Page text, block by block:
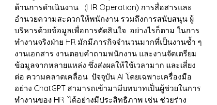
ด้านการดำเนินงาน (HR Operation) การสื่อสารและ
อำนวยความสะดวกให้พนักงาน รวมถึงการสนับสนุน ผู้
บริหารด้วยข้อมูลเพื่อการตัดสินใจ อย่างไรก็ตาม ในการ
ทำงานจริงฝ่าย HR มักมีภารกิจจำนวนมากที่เป็นงานซ้ำ ๆ
งานเอกสาร งานตอบคำถามพนักงาน และงานจัดเตรียม
ข้อมูลจากหลายแหล่ง ซึ่งส่งผลให้ใช้เวลามาก และเสี่ยง
ต่อ ความคลาดเคลื่อน ปัจจุบัน AI โดยเฉพาะเครื่องมือ
อย่าง ChatGPT สามารถเข้ามามีบทบาทเป็นผู้ช่วยในการ
ทำงานของ HR ได้อย่างมีประสิทธิภาพ เช่น ช่วยร่าง